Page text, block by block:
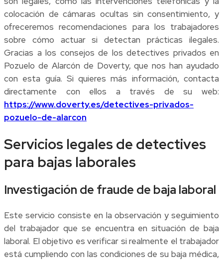
colocación de cámaras ocultas sin consentimiento, y
ofreceremos recomendaciones para los trabajadores
sobre cómo actuar si detectan prácticas ilegales.
Gracias a los consejos de los detectives privados en
Pozuelo de Alarcón de Doverty, que nos han ayudado
con esta guía. Si quieres más información, contacta
directamente con ellos a través de su web:
https://www.doverty.es/detectives-privados-
pozuelo-de-alarcon
Servicios legales de detectives
para bajas laborales
Investigación de fraude de baja laboral
Este servicio consiste en la observación y seguimiento
del trabajador que se encuentra en situación de baja
laboral. El objetivo es verificar si realmente el trabajador
está cumpliendo con las condiciones de su baja médica,